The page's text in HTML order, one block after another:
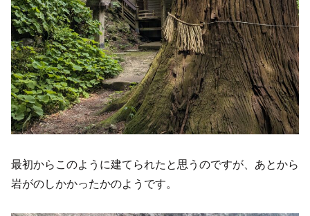
最初からこのように建てられたと思うのですが、あとから
岩がのしかかったかのようです。